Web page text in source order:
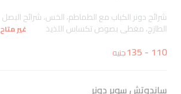
شرائح دونر الكباب مع الطماطم، الخس، شرائح البصل
الطازج، مغطى بصوص تكساس اللذيذ غير متاح
110 - 135 جنيه
ساندوتش سوبر دونر